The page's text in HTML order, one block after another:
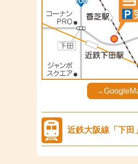
近鉄大阪線「下田